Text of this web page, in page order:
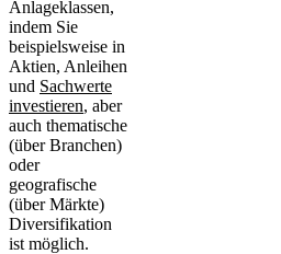
Anlageklassen,
indem Sie
beispielsweise in
Aktien, Anleihen
und Sachwerte
investieren, aber
auch thematische
(über Branchen)
oder
geografische
(über Märkte)
Diversifikation
ist möglich.